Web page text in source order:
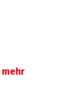
mehr